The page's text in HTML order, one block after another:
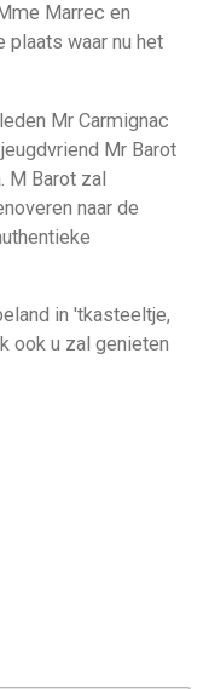
Marrec en
plaats waar nu het
Mr Carmignac
Mr Barot
M Barot zal
naar de
in 'tkasteeltje,
ook u zal genieten